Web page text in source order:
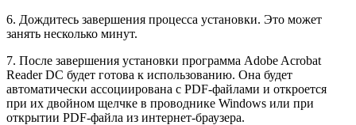
6. Дождитесь завершения процесса установки. Это может
занять несколько минут.
7. После завершения установки программа Adobe Acrobat
Reader DC будет готова к использованию. Она будет
автоматически ассоциирована с PDF-файлами и откроется
при их двойном щелчке в проводнике Windows или при
открытии PDF-файла из интернет-браузера.